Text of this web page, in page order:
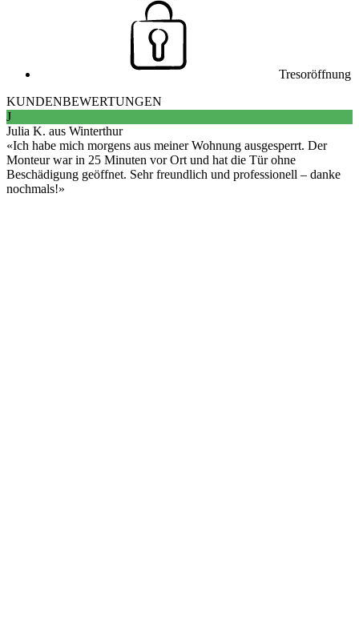
Tresoröffnung
KUNDENBEWERTUNGEN
J
Julia K. aus Winterthur
Ich habe mich morgens aus meiner Wohnung ausgesperrt. Der
Monteur war in 25 Minuten vor Ort und hat die Tür ohne
Beschädigung geöffnet. Sehr freundlich und professionell – danke
nochmals!